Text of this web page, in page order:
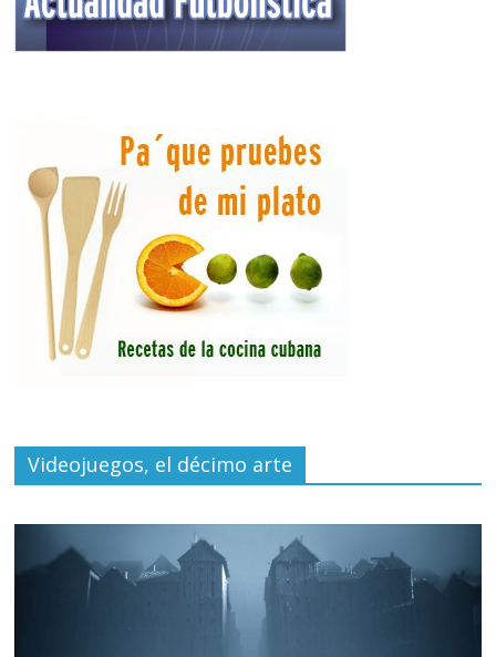
Videojuegos, el décimo arte